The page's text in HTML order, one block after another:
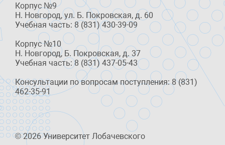
Корпус №9
Н. Новгород, ул. Б. Покровская, д. 60
Учебная часть: 8 (831) 430-39-09
Корпус №10
Н. Новгород, Б. Покровская, д. 37
Учебная часть: 8 (831) 437-05-43
Консультации по вопросам поступления: 8 (831)
462-35-91
© 2026 Университет Лобачевского